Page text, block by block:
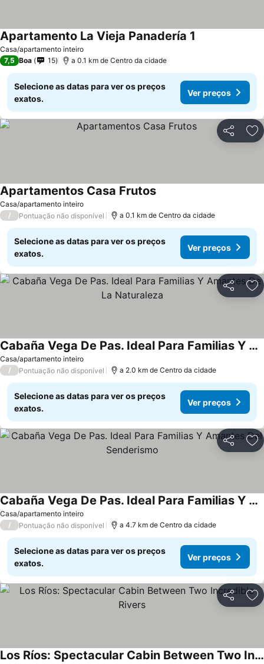
Casa/apartamento inteiro
Apartamento La Vieja Panadería 1
7,5 Boa 15 a 0.1 km de Centro da cidade
Selecione as datas para ver os preços
exatos.
Ver preços
Partilhar
Casa/apartamento inteiro
Apartamentos Casa Frutos
/ Pontuação não disponível a 0.1 km de Centro da cidade
Selecione as datas para ver os preços
exatos.
Ver preços
Partilhar
Casa/apartamento inteiro
Cabaña Vega De Pas. Ideal Para Familias Y Amantes De La Naturaleza
/ Pontuação não disponível a 2.0 km de Centro da cidade
Selecione as datas para ver os preços
exatos.
Ver preços
Partilhar
Casa/apartamento inteiro
Cabaña Vega De Pas. Ideal Para Familias Y Amantes Del Senderismo
/ Pontuação não disponível a 4.7 km de Centro da cidade
Selecione as datas para ver os preços
exatos.
Ver preços
Partilhar
Los Ríos: Spectacular Cabin Between Two Incredible Rivers